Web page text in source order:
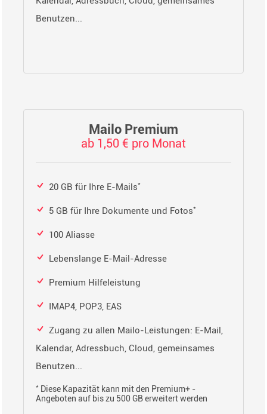
Benutzen...
Mailo Premium
ab 1,50 € pro Monat
20 GB für Ihre E-Mails*
5 GB für Ihre Dokumente und Fotos*
100 Aliasse
Lebenslange E-Mail-Adresse
Premium Hilfeleistung
IMAP4, POP3, EAS
Zugang zu allen Mailo-Leistungen: E-Mail,
Kalendar, Adressbuch, Cloud, gemeinsames
Benutzen...
* Diese Kapazität kann mit den Premium+ -
Angeboten auf bis zu 500 GB erweitert werden